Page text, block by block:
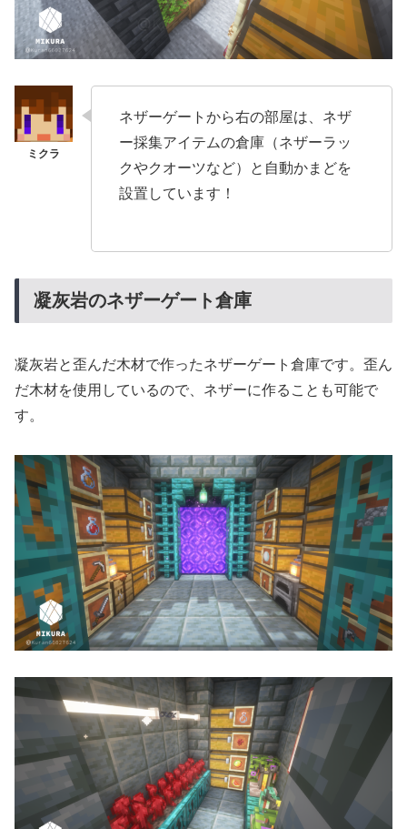
ネザーゲートから右の部屋は、ネザ
ー採集アイテムの倉庫（ネザーラッ
クやクオーツなど）と自動かまどを
設置しています！
凝灰岩のネザーゲート倉庫
凝灰岩と歪んだ木材で作ったネザーゲート倉庫です。歪ん
だ木材を使用しているので、ネザーに作ることも可能で
す。